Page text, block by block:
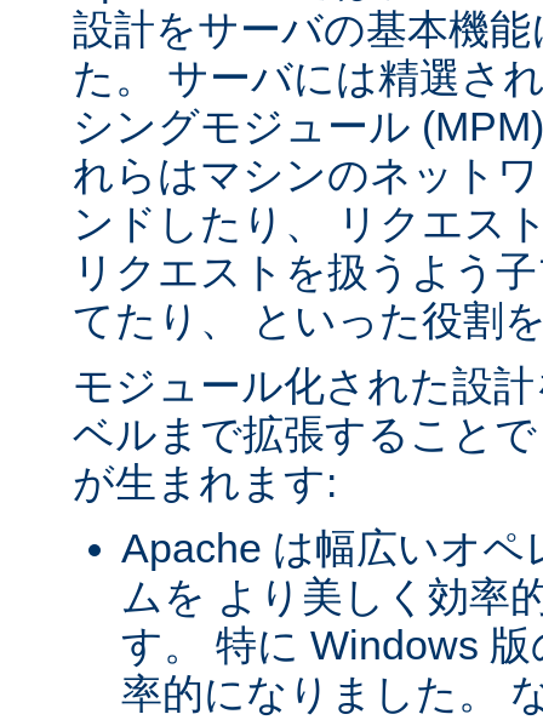
設計をサーバの基本機
た。 サーバには精選さ
シングモジュール
れらはマシンのネット
ンドしたり、 リクエス
リクエストを扱うよう
てたり、 といった役割
モジュール化された設
ベルまで拡張すること
が生まれます:
Apache は幅広いオ
ムを より美しく効率
す。 特に Windows
率的になりました。